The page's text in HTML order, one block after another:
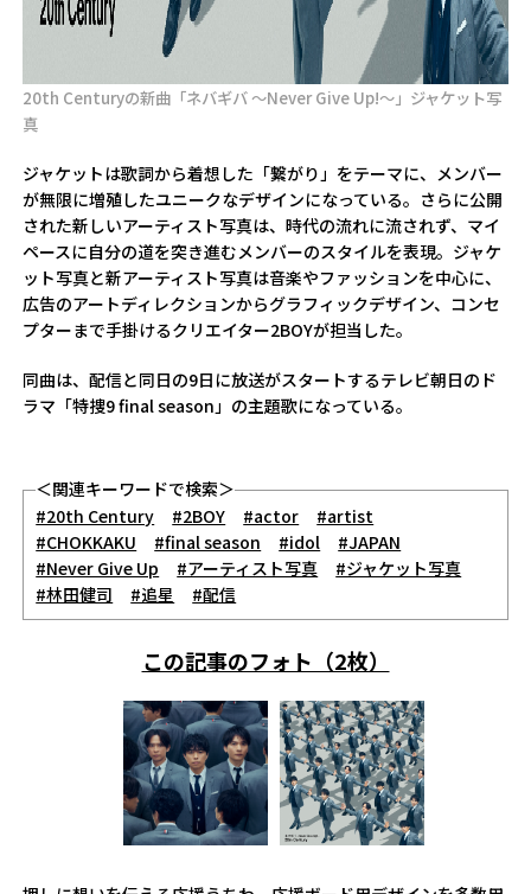
20th Centuryの新曲「ネバギバ ～Never Give Up!～」ジャケット写
真
ジャケットは歌詞から着想した「繋がり」をテーマに、メンバー
が無限に増殖したユニークなデザインになっている。さらに公開
された新しいアーティスト写真は、時代の流れに流されず、マイ
ペースに自分の道を突き進むメンバーのスタイルを表現。ジャケ
ット写真と新アーティスト写真は音楽やファッションを中心に、
広告のアートディレクションからグラフィックデザイン、コンセ
プターまで手掛けるクリエイター2BOYが担当した。
同曲は、配信と同日の9日に放送がスタートするテレビ朝日のド
ラマ「特捜9 final season」の主題歌になっている。
＜関連キーワードで検索＞
#20th Century
#2BOY #actor
#artist
#CHOKKAKU
#final season #idol
#JAPAN
#Never Give Up
#アーティスト写真
#ジャケット写真
#林田健司
#追星 #配信
この記事のフォト（2枚）